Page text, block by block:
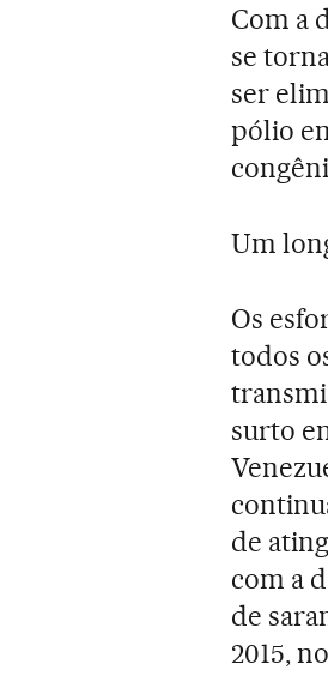
Com a
se
ser
pólio
Um
Os
todos
surto
de
com a
de
2015,